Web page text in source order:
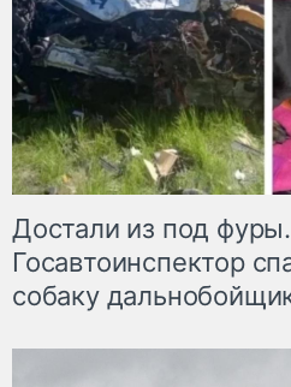
Достали из под фуры.
Госавтоинспектор
собаку